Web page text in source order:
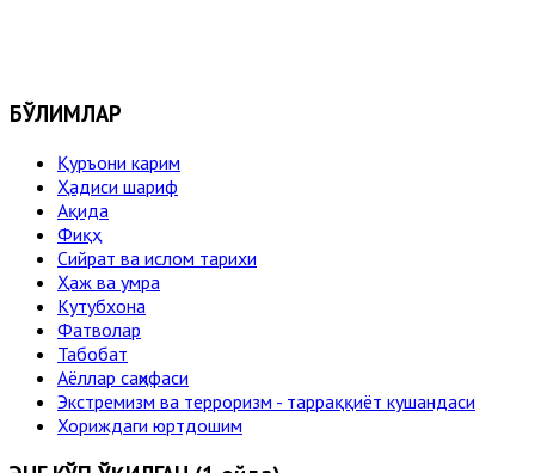
БЎЛИМЛАР
Қуръони карим
Ҳадиси шариф
Ақида
Фиқҳ
Сийрат ва ислом тарихи
Ҳаж ва умра
Кутубхона
Фатволар
Табобат
Аёллар саҳифаси
Экстремизм ва терроризм - тарраққиёт кушандаси
Хориждаги юртдошим